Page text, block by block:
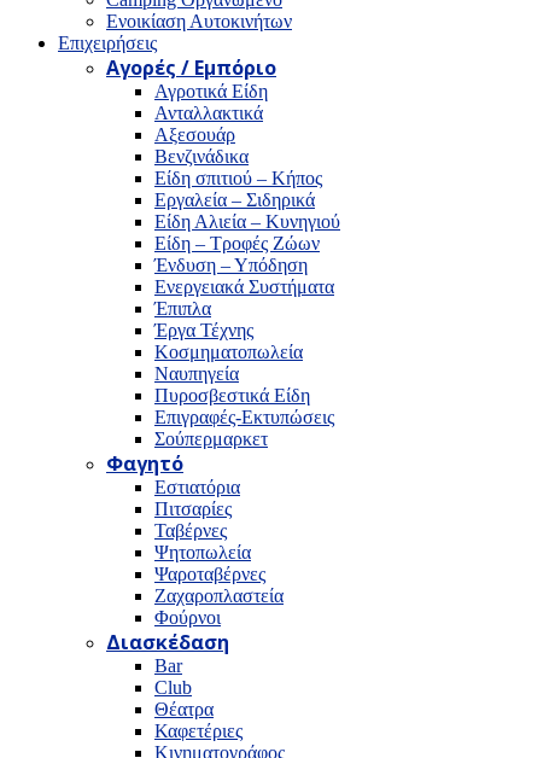
Ενοικίαση Αυτοκινήτων
Επιχειρήσεις
Αγορές / Εμπόριο
Αγροτικά Είδη
Ανταλλακτικά
Αξεσουάρ
Βενζινάδικα
Είδη σπιτιού – Κήπος
Εργαλεία – Σιδηρικά
Είδη Αλιεία – Κυνηγιού
Είδη – Τροφές Ζώων
Ένδυση – Υπόδηση
Ενεργειακά Συστήματα
Έπιπλα
Έργα Τέχνης
Κοσμηματοπωλεία
Ναυπηγεία
Πυροσβεστικά Είδη
Επιγραφές-Εκτυπώσεις
Σούπερμαρκετ
Φαγητό
Εστιατόρια
Πιτσαρίες
Ταβέρνες
Ψητοπωλεία
Ψαροταβέρνες
Ζαχαροπλαστεία
Φούρνοι
Διασκέδαση
Bar
Club
Θέατρα
Καφετέριες
Κινηματογράφος